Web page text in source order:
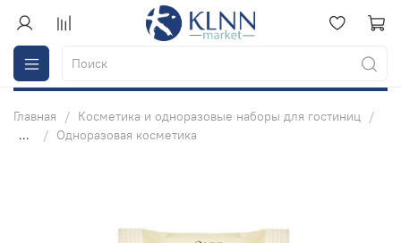
Главная
Косметика и одноразовые наборы для гостиниц
...
Одноразовая косметика